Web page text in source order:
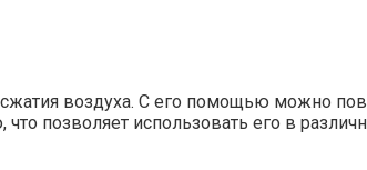
воздуха. С его помощью можно
позволяет использовать его в